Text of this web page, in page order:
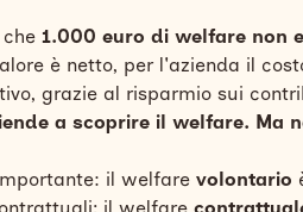
1.000 euro di welfare non
è netto, per l'azienda il
grazie al risparmio sui
a scoprire il welfare. Ma
il welfare volontario
il welfare